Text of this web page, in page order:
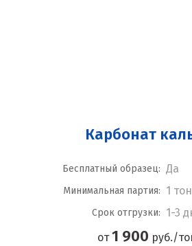
Карбонат
Бесплатный образец: Да
Минимальная партия: 1
Срок отгрузки: 1-3
от1 900 руб./